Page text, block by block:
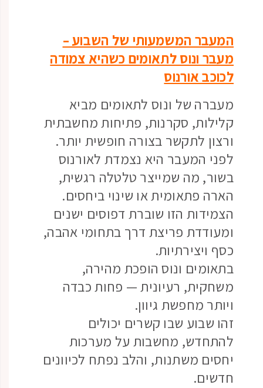
המעבר המשמעותי של השבוע –
מעבר ונוס לתאומים כשהיא צמודה
לכוכב אורנוס
מעברה של ונוס לתאומים מביא
קלילות, סקרנות, פתיחות מחשבתית
ורצון לתקשר בצורה חופשית יותר.
לפני המעבר היא נצמדת לאורנוס
בשור, מה שמייצר טלטלה רגשית,
הארה פתאומית או שינוי ביחסים.
הצמידות הזו שוברת דפוסים ישנים
ומעודדת פריצת דרך בתחומי אהבה,
כסף ויצירתיות.
בתאומים ונוס הופכת מהירה,
משחקית, רעיונית — פחות כבדה
ויותר מחפשת גיוון.
זהו שבוע שבו קשרים יכולים
להתחדש, מחשבות על מערכות
יחסים משתנות, והלב נפתח לכיוונים
חדשים.